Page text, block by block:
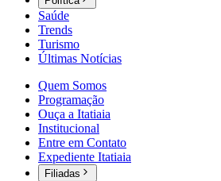
Saúde
Trends
Turismo
Últimas Notícias
Quem Somos
Programação
Ouça a Itatiaia
Institucional
Entre em Contato
Expediente Itatiaia
Filiadas